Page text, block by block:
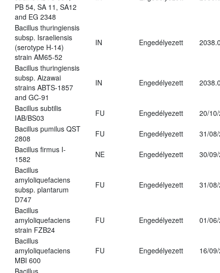
PB 54, SA 11, SA12
and EG 2348
Bacillus thuringiensis
subsp. Israeliensis
(serotype H-14)
strain AM65-52
IN Engedélyezett
Bacillus thuringiensis
subsp. Aizawai
strains ABTS-1857
and GC-91
IN Engedélyezett
Bacillus subtilis
IAB/BS03
FU Engedélyezett
20/
Bacillus pumilus QST
2808
FU Engedélyezett
31/
Bacillus firmus I-
1582
NE Engedélyezett
30/
Bacillus
amyloliquefaciens
subsp. plantarum
D747
FU Engedélyezett 31/
Bacillus
amyloliquefaciens
strain FZB24
FU Engedélyezett 01/
Bacillus
amyloliquefaciens
MBI 600
FU Engedélyezett 16/